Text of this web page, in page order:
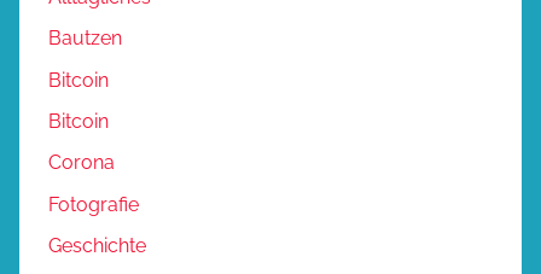
Bautzen
Bitcoin
Bitcoin
Corona
Fotografie
Geschichte